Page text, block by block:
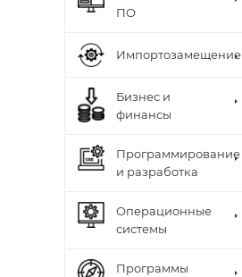
ПО
Импортозамещение
Бизнес и
финансы
Программирование
и разработка
Операционные
системы
Программы